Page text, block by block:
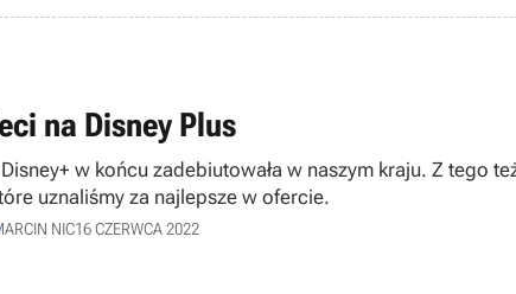
na Disney Plus
w końcu zadebiutowała w naszym kraju. Z tego
uznaliśmy za najlepsze w ofercie.
NIC16 CZERWCA 2022